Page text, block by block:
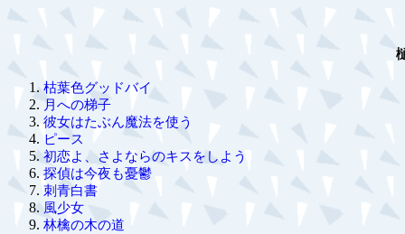
枯葉色グッドバイ
月への梯子
彼女はたぶん魔法を使う
ピース
初恋よ、さよならのキスをしよう
探偵は今夜も憂鬱
刺青白書
風少女
林檎の木の道